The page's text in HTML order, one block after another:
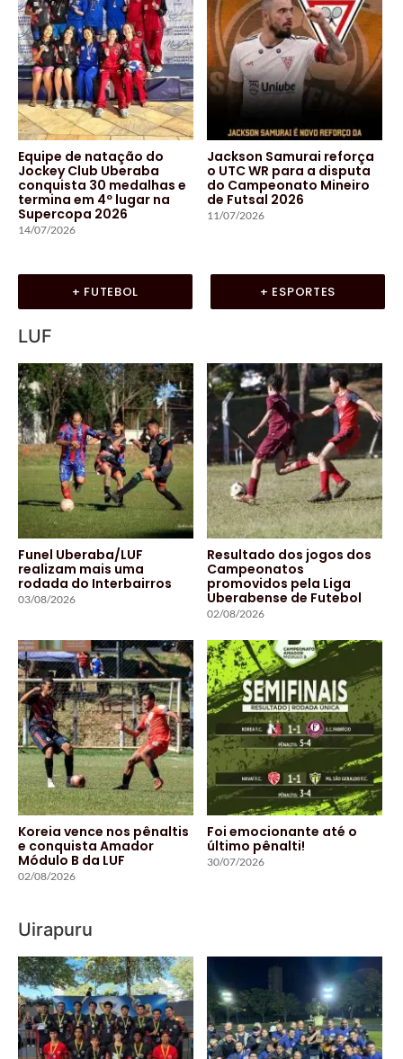
Equipe de natação do
Jockey Club Uberaba
conquista 30 medalhas e
termina em 4º lugar na
Supercopa 2026
14/07/2026
Jackson Samurai reforça
o UTC WR para a disputa
do Campeonato Mineiro
de Futsal 2026
11/07/2026
+ FUTEBOL + ESPORTES
LUF
Funel Uberaba/LUF
realizam mais uma
rodada do Interbairros
03/08/2026
Resultado dos jogos dos
Campeonatos
promovidos pela Liga
Uberabense de Futebol
02/08/2026
Koreia vence nos pênaltis
e conquista Amador
Módulo B da LUF
02/08/2026
Foi emocionante até o
último pênalti!
30/07/2026
Uirapuru